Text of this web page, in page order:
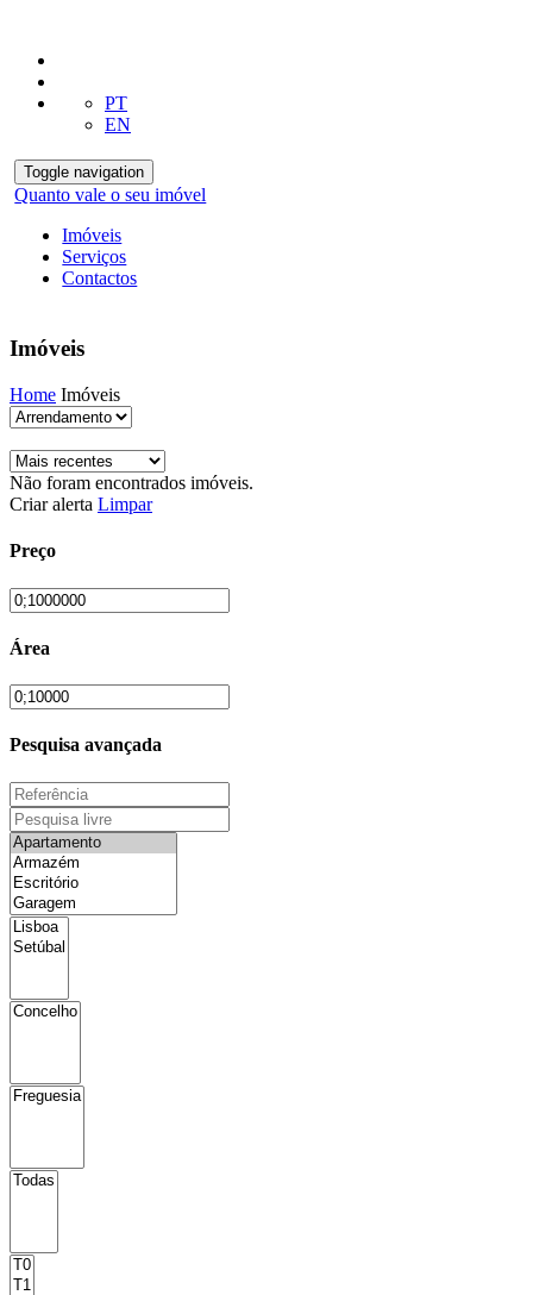
PT
EN
Toggle navigation
Quanto vale o seu imóvel
Imóveis
Serviços
Contactos
Imóveis
Home Imóveis
Não foram encontrados imóveis.
Criar alerta Limpar
Preço
Área
Pesquisa avançada